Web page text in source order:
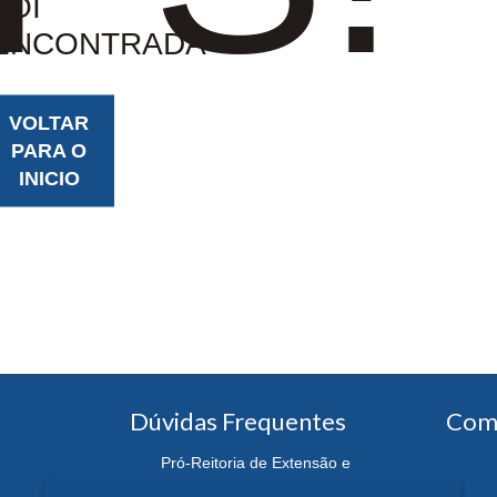
VOLTAR
PARA O
INICIO
Dúvidas Frequentes
Pró-Reitoria de Extensão e